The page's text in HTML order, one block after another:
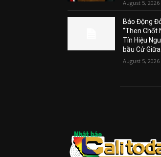
August 5, 2026
Báo Động
“Then Chốt
Tín Hiệu
bầu Cử
August 5, 2026